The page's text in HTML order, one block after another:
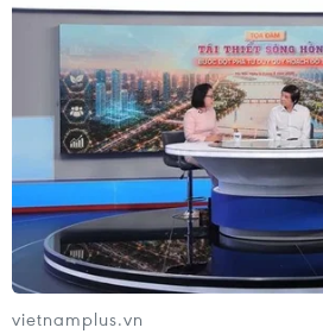
CƠ QUAN CHỦ QUẢN: THÔNG TẤN XÃ VIỆT NAM
Tổng Biên tập: TRẦN TIẾN DUẨN
Phó Tổng Biên tập: NGUYỄN THỊ
THỦY
Sở hữu trí tuệ
Quy
RSS
Hỗ
Ngôn ngữ
vietnamplus.vn